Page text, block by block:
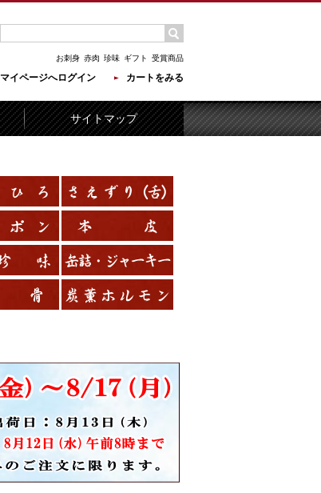
お刺身 赤肉 珍味 ギフト 受賞商品
マイページへログイン カートをみる
サイトマップ